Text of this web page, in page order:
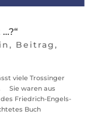
, Beitrag,
viele Trossinger
Sie waren aus
Friedrich-Engels-
Buch